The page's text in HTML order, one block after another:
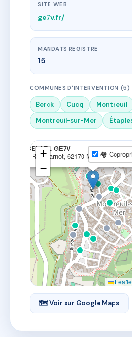
SITE WEB
ge7v.fr/
MANDATS REGISTRE
15
COMMUNES D'INTERVENTION (5)
Berck Cucq
Montreuil
Montreuil-sur-Mer
SELARL GE7V
9 Rue Carnot, 62170 Montreuil-sur-
+
−
🏘
🗺 Voir sur Google Maps